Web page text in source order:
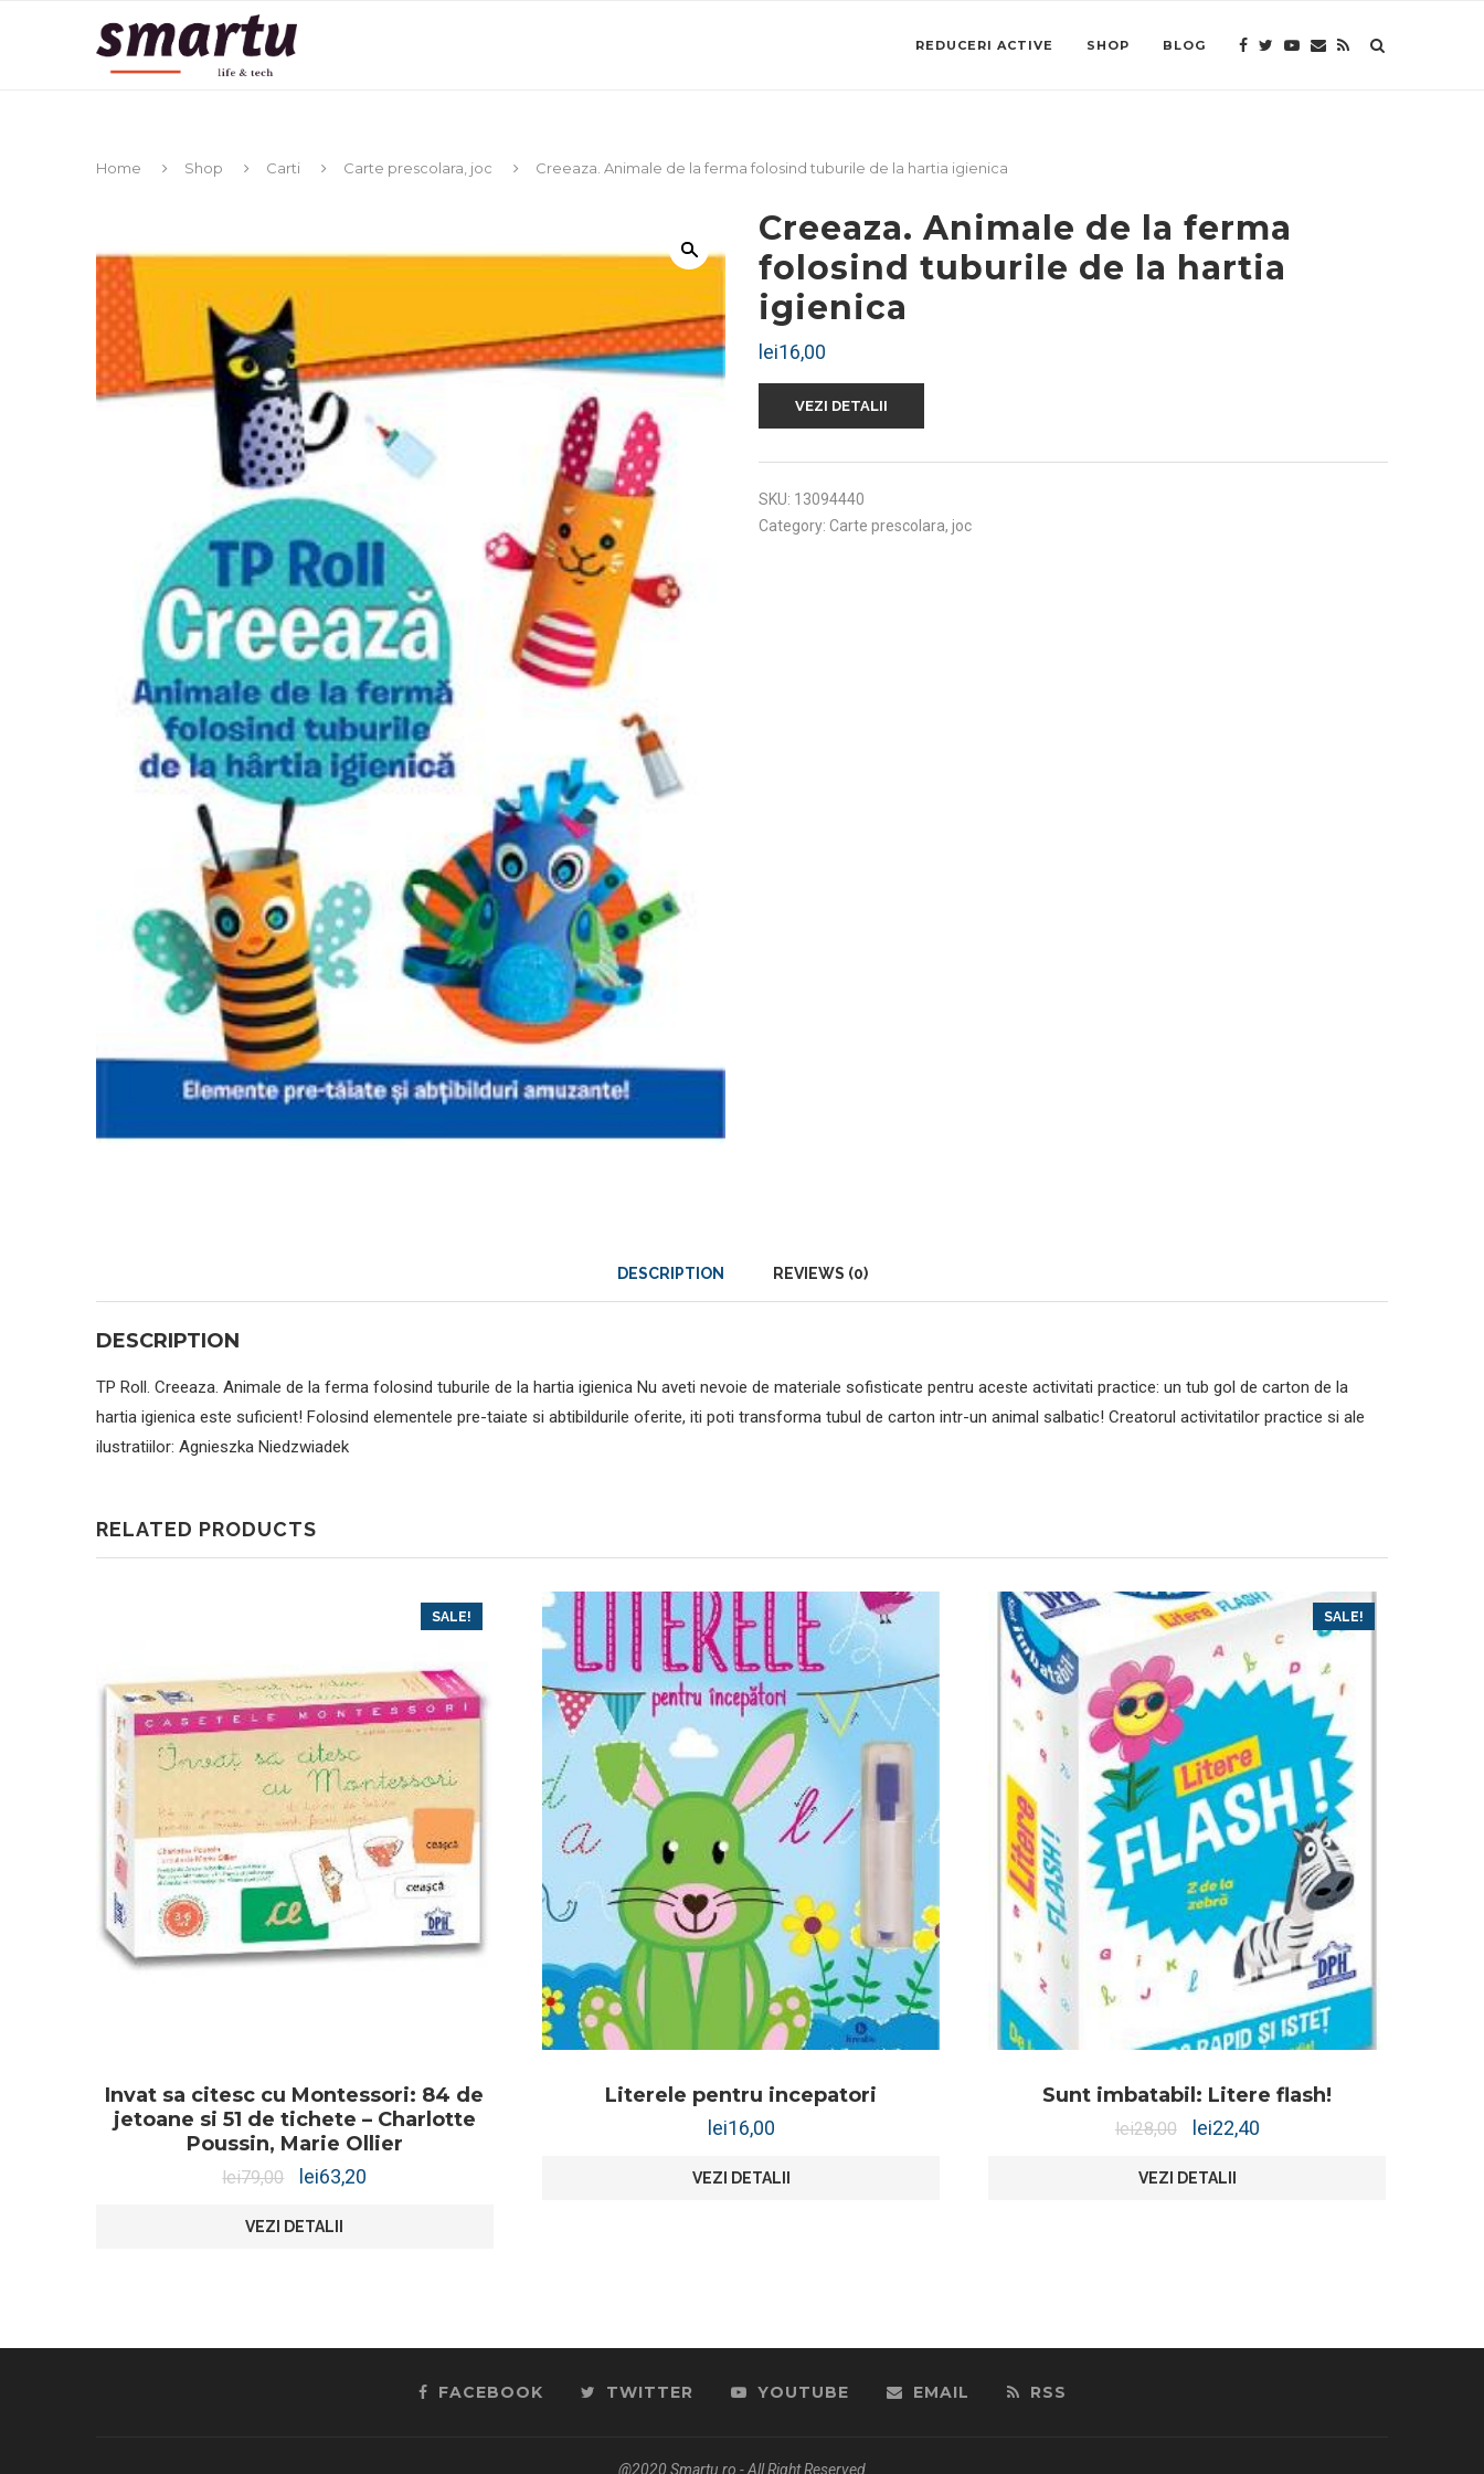
REDUCERI ACTIVE SHOP BLOG
Home Shop Carti Carte prescolara, joc Creeaza. Animale de la ferma folosind tuburile de la hartia igienica
Creeaza. Animale de la ferma
folosind tuburile de la hartia
igienica
lei16,00
VEZI DETALII
SKU: 13094440
Category: Carte prescolara, joc
DESCRIPTION REVIEWS (0)
DESCRIPTION
TP Roll. Creeaza. Animale de la ferma folosind tuburile de la hartia igienica Nu aveti nevoie de materiale sofisticate pentru aceste activitati practice: un tub gol de carton de la
hartia igienica este suficient! Folosind elementele pre-taiate si abtibildurile oferite, iti poti transforma tubul de carton intr-un animal salbatic! Creatorul activitatilor practice si ale
ilustratiilor: Agnieszka Niedzwiadek
RELATED PRODUCTS
SALE!
Invat sa citesc cu Montessori: 84 de
jetoane si 51 de tichete – Charlotte
Poussin, Marie Ollier
lei79,00 lei63,20
VEZI DETALII
Literele pentru incepatori
lei16,00
VEZI DETALII
SALE!
Sunt imbatabil: Litere flash!
lei28,00 lei22,40
VEZI DETALII
FACEBOOK TWITTER YOUTUBE EMAIL RSS
@2020 Smartu.ro - All Right Reserved